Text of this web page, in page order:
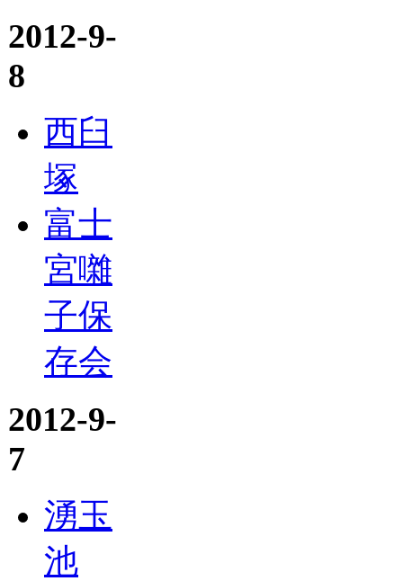
2012-9-
8
西臼
塚
富士
宮囃
子保
存会
2012-9-
7
湧玉
池